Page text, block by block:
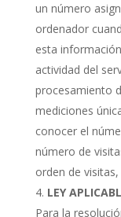
un número
ordenador
esta
actividad del
procesamiento
mediciones
conocer el
número de
orden de
LEY
Para la